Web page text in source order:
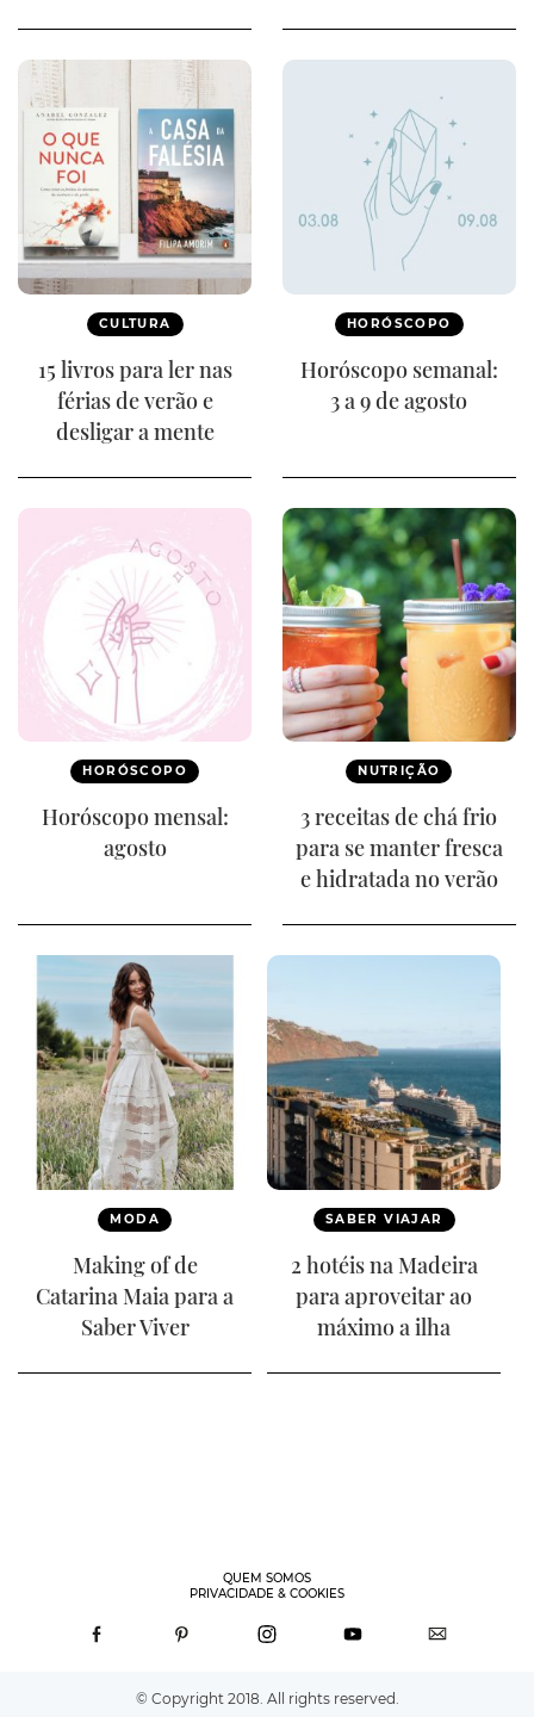
CULTURA
15 livros para ler nas
férias de verão e
desligar a mente
HORÓSCOPO
Horóscopo semanal:
3 a 9 de agosto
HORÓSCOPO
Horóscopo mensal:
agosto
NUTRIÇÃO
3 receitas de chá frio
para se manter fresca
e hidratada no verão
MODA
Making of de
Catarina Maia para a
Saber Viver
SABER VIAJAR
2 hotéis na Madeira
para aproveitar ao
máximo a ilha
QUEM SOMOS
PRIVACIDADE & COOKIES
© Copyright 2018. All rights reserved.